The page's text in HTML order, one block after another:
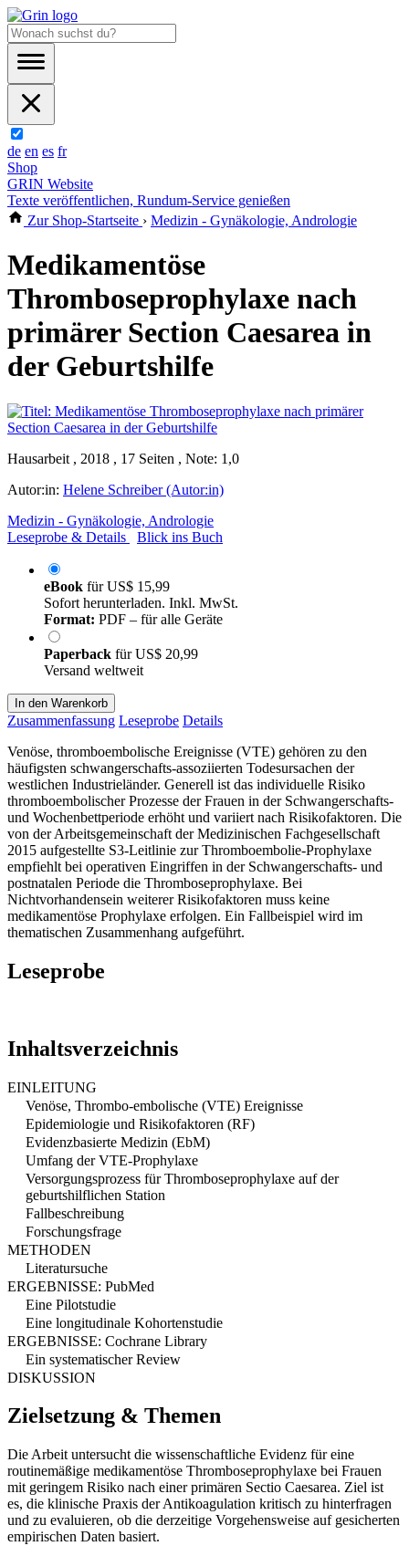
de en es fr
Shop
GRIN Website
Texte veröffentlichen, Rundum-Service genießen
Zur Shop-Startseite › Medizin - Gynäkologie, Andrologie
Medikamentöse
Thromboseprophylaxe nach
primärer Section Caesarea in
der Geburtshilfe
Hausarbeit , 2018 , 17 Seiten , Note: 1,0
Autor:in: Helene Schreiber (Autor:in)
Medizin - Gynäkologie, Andrologie
Leseprobe & Details
Blick ins Buch
eBook fürUS$ 15,99
Sofort herunterladen. Inkl. MwSt.
Format: PDF – für alle Geräte
Paperback fürUS$ 20,99
Versand weltweit
In den Warenkorb
Zusammenfassung Leseprobe Details
Venöse, thromboembolische Ereignisse (VTE) gehören zu den
häufigsten schwangerschafts-assoziierten Todesursachen der
westlichen Industrieländer. Generell ist das individuelle Risiko
thromboembolischer Prozesse der Frauen in der Schwangerschafts-
und Wochenbettperiode erhöht und variiert nach Risikofaktoren. Die
von der Arbeitsgemeinschaft der Medizinischen Fachgesellschaft
2015 aufgestellte S3-Leitlinie zur Thromboembolie-Prophylaxe
empfiehlt bei operativen Eingriffen in der Schwangerschafts- und
postnatalen Periode die Thromboseprophylaxe. Bei
Nichtvorhandensein weiterer Risikofaktoren muss keine
medikamentöse Prophylaxe erfolgen. Ein Fallbeispiel wird im
thematischen Zusammenhang aufgeführt.
Leseprobe
Inhaltsverzeichnis
EINLEITUNG
Venöse, Thrombo-embolische (VTE) Ereignisse
Epidemiologie und Risikofaktoren (RF)
Evidenzbasierte Medizin (EbM)
Umfang der VTE-Prophylaxe
Versorgungsprozess für Thromboseprophylaxe auf der
geburtshilflichen Station
Fallbeschreibung
Forschungsfrage
METHODEN
Literatursuche
ERGEBNISSE: PubMed
Eine Pilotstudie
Eine longitudinale Kohortenstudie
ERGEBNISSE: Cochrane Library
Ein systematischer Review
DISKUSSION
Zielsetzung & Themen
Die Arbeit untersucht die wissenschaftliche Evidenz für eine
routinemäßige medikamentöse Thromboseprophylaxe bei Frauen
mit geringem Risiko nach einer primären Sectio Caesarea. Ziel ist
es, die klinische Praxis der Antikoagulation kritisch zu hinterfragen
und zu evaluieren, ob die derzeitige Vorgehensweise auf gesicherten
empirischen Daten basiert.